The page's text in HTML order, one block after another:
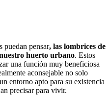
puedan pensar, las lombrices de
huerto urbano. Estos
una función muy beneficiosa
aconsejable no solo
entorno apto para su existencia
precisar para vivir.